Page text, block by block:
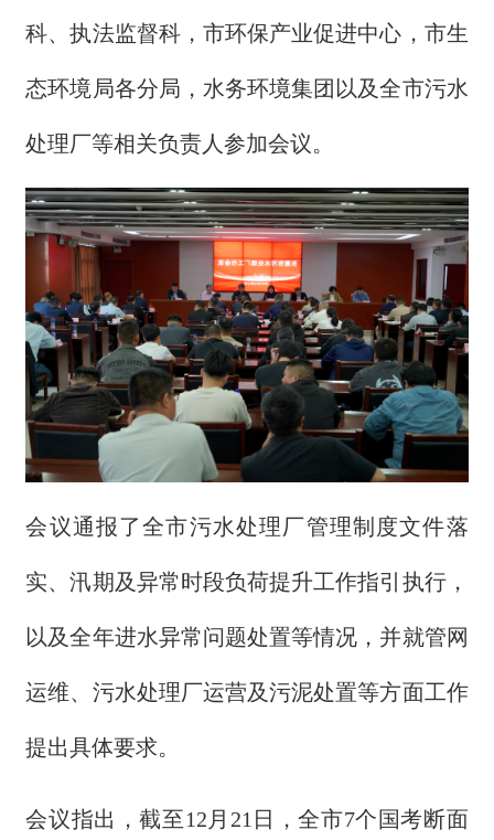
科、执法监督科，市环保产业促进中心，市生
态环境局各分局，水务环境集团以及全市污水
处理厂等相关负责人参加会议。
会议通报了全市污水处理厂管理制度文件落
实、汛期及异常时段负荷提升工作指引执行，
以及全年进水异常问题处置等情况，并就管网
运维、污水处理厂运营及污泥处置等方面工作
提出具体要求。
会议指出，截至12月21日，全市7个国考断面